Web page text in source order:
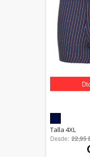
Talla 4XL
Desde: 22,95